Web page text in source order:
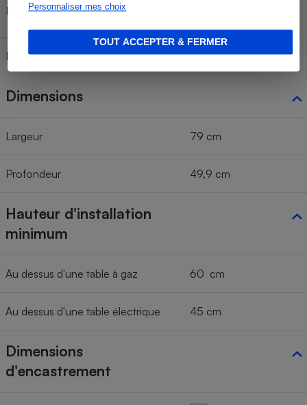
Personnaliser mes choix
TOUT ACCEPTER & FERMER
Référence
Prix filtre seul 96 €
Dimensions
Largeur 79 cm
Profondeur 49,9 cm
Hauteur d'installation
minimum
Au dessus d'une table à gaz 60 cm
Au dessus d'une table électrique 45 cm
Dimensions
d'encastrement